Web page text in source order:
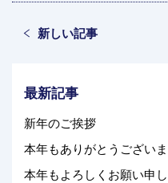
新しい記事
最新記事
新年のご挨拶
本年もありがとうございま
本年もよろしくお願い申